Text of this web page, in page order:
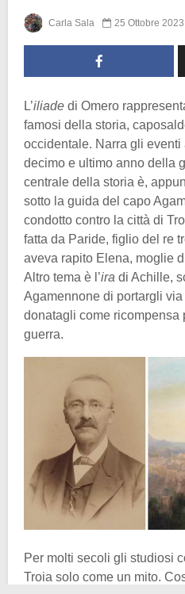
Carla Sala 25 Ottobre 2023
L’iliade di Omero
famosi della storia,
occidentale. Narra gli eventi
decimo e ultimo anno della
centrale della storia è,
sotto la guida del capo
condotto contro la città di
fatta da Paride, figlio del re
aveva rapito Elena, moglie
Altro tema è l’ira di Achille,
Agamennone di portargli
donatagli come ricompensa
guerra.
Per molti secoli gli studiosi
Troia solo come un mito.